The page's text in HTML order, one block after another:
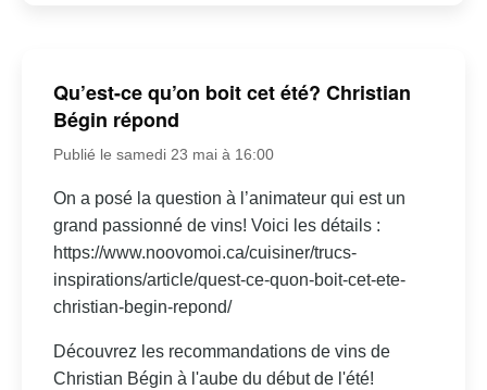
Qu’est-ce qu’on boit cet été? Christian
Bégin répond
Publié le samedi 23 mai à 16:00
On a posé la question à l’animateur qui est un
grand passionné de vins! Voici les détails :
https://www.noovomoi.ca/cuisiner/trucs-
inspirations/article/quest-ce-quon-boit-cet-ete-
christian-begin-repond/
Découvrez les recommandations de vins de
Christian Bégin à l'aube du début de l'été!